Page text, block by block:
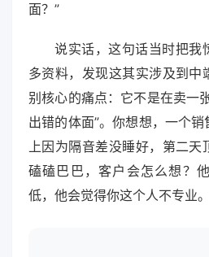
面？”
说实话，这句话当时把我
多资料，发现这其实涉及到中
别核心的痛点：它不是在卖一
出错的体面”。你想想，一个
上因为隔音差没睡好，第二天
磕磕巴巴，客户会怎么想？
低，他会觉得你这个人不专业。